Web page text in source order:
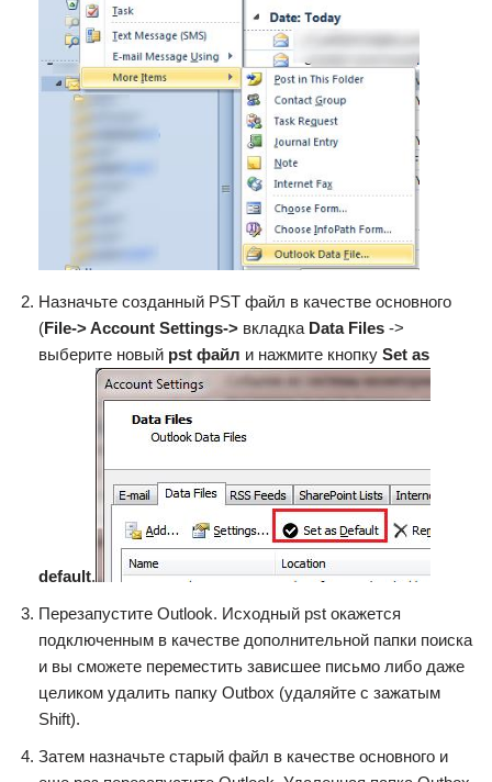
Назначьте созданный PST файл в качестве основного
(File-> Account Settings-> вкладка Data Files ->
выберите новый pst файл и нажмите кнопку Set as
default.
Перезапустите Outlook. Исходный pst окажется
подключенным в качестве дополнительной папки поиска
и вы сможете переместить зависшее письмо либо даже
целиком удалить папку Outbox (удаляйте с зажатым
Shift).
Затем назначьте старый файл в качестве основного и